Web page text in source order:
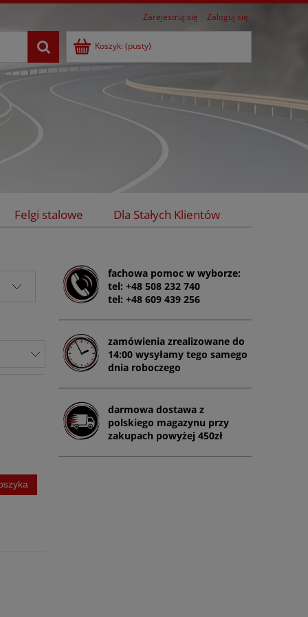
Zarejestruj się Zaloguj się
Koszyk: (pusty)
Felgi stalowe
Dla Stałych Klientów
fachowa pomoc w wyborze:
tel: +48 508 232 740
tel: +48 609 439 256
zamówienia zrealizowane do
14:00 wysyłamy tego samego
dnia roboczego
darmowa dostawa z
polskiego magazynu przy
zakupach powyżej 450zł